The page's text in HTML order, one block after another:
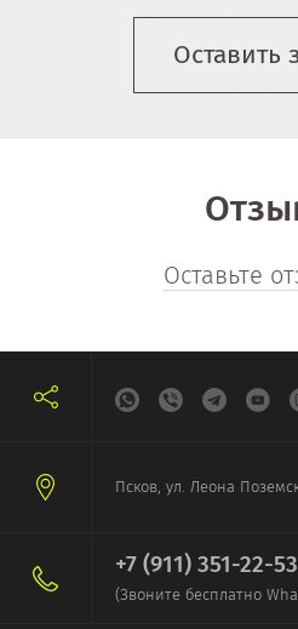
Оставить
Оставьте
Псков, ул. Леона
+7 (911) 351-22-53
(Звоните бесплатно